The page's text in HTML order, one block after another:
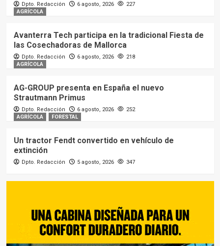
Dpto. Redacción 6 agosto, 2026
227
AGRÍCOLA
Avanterra Tech participa en la tradicional Fiesta de
las Cosechadoras de Mallorca
Dpto. Redacción 6 agosto, 2026
218
AGRÍCOLA
AG-GROUP presenta en España el nuevo
Strautmann Primus
Dpto. Redacción 6 agosto, 2026
252
AGRÍCOLA
FORESTAL
Un tractor Fendt convertido en vehículo de
extinción
Dpto. Redacción 5 agosto, 2026 347